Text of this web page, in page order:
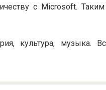
с Microsoft.
культура, музыка.